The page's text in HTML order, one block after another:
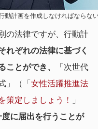
動計画を作成しなければならな
の法律ですが、⾏動計
れぞれの法律に基づく
ことができ、
「次世代
」（「 女性活躍推進法
策定しましょう！
」
度に届出を行うことが